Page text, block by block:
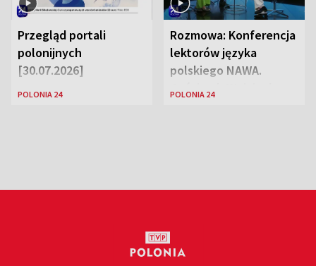
Przegląd portali
polonijnych
[30.07.2026]
POLONIA 24
Rozmowa: Konferencja
lektorów języka
polskiego NAWA.
POLONIA 24